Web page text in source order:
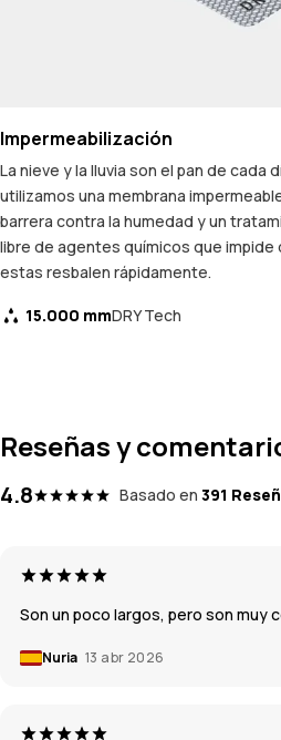
Impermeabilización
La nieve y la lluvia son el pan de cada
utilizamos una membrana
barrera contra la humedad y un
libre de agentes químicos que
estas resbalen rápidamente.
15.000 mmDRY Tech
Reseñas y
4.8 Basado en 391
Son un poco largos, pero son muy
Nuria 13 abr 2026